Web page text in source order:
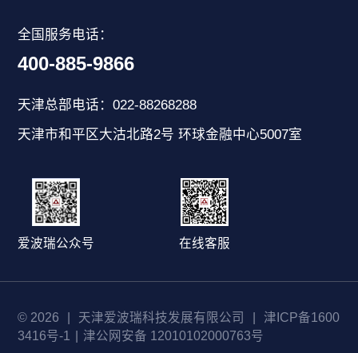
全国服务电话：
400-885-9866
天津总部电话：022-88268288
天津市和平区大沽北路2号 环球金融中心5007室
爱波瑞公众号 在线客服
© 2026 天津爱波瑞科技发展有限公司
津ICP备1600
3416号-1
津公网安备 12010102000763号